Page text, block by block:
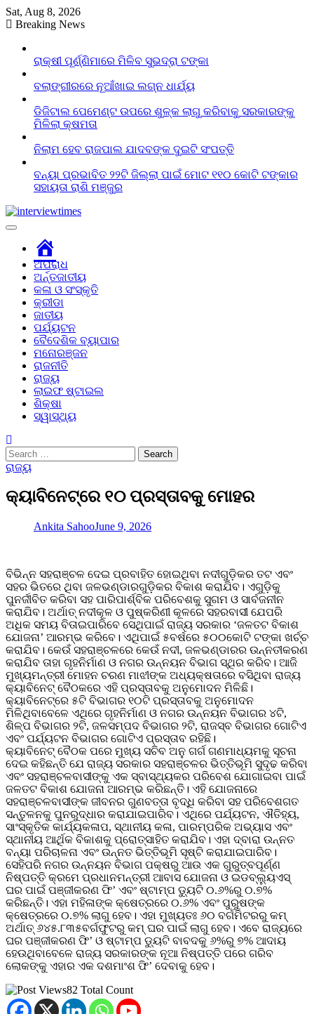
Skip
to
Sat, Aug 8, 2026
Breaking News
ରାକ୍ଷୀ ପୂର୍ଣ୍ଣିମାରେ ମିଳିବ ସୁଭଦ୍ରା ଟଙ୍କା
ବଲାଙ୍ଗୀରରେ ନୂଆଁଖାଇ ଲଗ୍ନ ଧାର୍ଯ୍ୟ
ଡିଜିଟାଲ ପେମେଣ୍ଟ ଉପରେ ଶୁଳ୍କ ଲାଗୁ କରିବାକୁ ସରକାରଙ୍କୁ
ମିଳିଲା କ୍ଷମତା
ନିଲାମ ହେବ ରାଜପାଲ ଯାଦବଙ୍କ ଦୁଇଟି ସଂପତ୍ତି
ବନ୍ୟା ପ୍ରଭାବିତ ୨୨ଟି ଜିଲ୍ଲା ପାଇଁ ମୋଟ ୧୧୦ କୋଟି ଟଙ୍କାର
ସହାୟତା ରାଶି ମଞ୍ଜୁର
ଅପରାଧ
ଅର୍ନ୍ତଜାତୀୟ
କଳା ଓ ସଂସ୍କୃତି
କ୍ରୀଡା
ଜାତୀୟ
ପର୍ଯ୍ୟଟନ
ବୈଦେଶିକ ବ୍ୟାପାର
ମନୋରଞ୍ଜନ
ରାଜନୀତି
ରାଜ୍ୟ
ଲାଇଫ ଷ୍ଟାଇଲ
ଶିକ୍ଷା
ସ୍ୱାସ୍ଥ୍ୟ
Search
for:
ରାଜ୍ୟ
କ୍ୟାବିନେଟ୍‌ରେ ୧୦ ପ୍ରସ୍ତାବକୁ ମୋହର
Ankita SahooJune 9, 2026
ବିଭିନ୍ନ ସହରାଞ୍ଚଳ ଦେଇ ପ୍ରବାହିତ ହୋଇଥିବା ନଦୀଗୁଡ଼ିକର ତଟ ଏବଂ
ସହର ଭିତରେ ଥିବା ଜଳଭଣ୍ଡାରଗୁଡ଼ିକର ବିକାଶ କରାଯିବ। ଏଗୁଡ଼ିକୁ
ପୁନର୍ଜୀବିତ କରିବା ସହ ପାରିପାର୍ଶ୍ବିକ ପରିବେଶକୁ ସୁଗମ ଓ ସାର୍ବଜନୀନ
କରାଯିବ। ଅର୍ଥାତ୍ ନଦୀକୂଳ ଓ ପୁ‌ଷ୍କରିଣୀ କୂଳରେ ସହରବାସୀ ଯେପରି
ଅଧିକ ସମୟ ବିତାଇପାରିବେ ସେଥିପାଇଁ ରାଜ୍ୟ ସରକାର ‘ଜଳତଟ ବିକାଶ
ଯୋଜନା’ ଆରମ୍ଭ କରିବେ। ଏଥିପାଇଁ ୫ବର୍ଷରେ ୫୦୦କୋଟି ଟଙ୍କା ଖର୍ଚ୍ଚ
କରାଯିବ। କେଉଁ ସହରାଞ୍ଚଳରେ କେଉଁ ନଦୀ, ଜଳଭଣ୍ଡାରର ଉନ୍ନତୀକରଣ
କରାଯିବ ତାହା ଗୃହନିର୍ମାଣ ଓ ନଗର ଉନ୍ନୟନ ବିଭାଗ ସ୍ଥିର କରିବ। ଆଜି
ମୁଖ୍ୟମନ୍ତ୍ରୀ ମୋହନ ଚରଣ ମାଝୀଙ୍କ ଅଧ୍ୟକ୍ଷତାରେ ବସିଥିବା ରାଜ୍ୟ
କ୍ୟାବିନେଟ୍ ବୈଠକରେ ଏହି ପ୍ରସ୍ତାବକୁ ଅନୁମୋଦନ ମିଳିଛି।
କ୍ୟାବିନେଟ୍‌ରେ ୫ଟି ବିଭାଗର ୧୦ଟି ପ୍ରସ୍ତାବକୁ ଅନୁମୋଦନ
ମିଳିଥିବାବେଳେ ଏଥିରେ ଗୃହନିର୍ମାଣ ଓ ନଗର ଉନ୍ନୟନ ବିଭାଗର ୪ଟି,
ଶିଳ୍ପ ବିଭାଗର ୨ଟି, ଜଳସମ୍ପଦ ବିଭାଗର ୨ଟି, ରାଜସ୍ବ ବିଭାଗର ଗୋଟିଏ
ଏବଂ ପର୍ଯ୍ୟଟନ ବିଭାଗର ଗୋଟିଏ ପ୍ରସ୍ତାବ ରହିଛି।
କ୍ୟାବିନେଟ୍ ବୈଠକ ପରେ ମୁଖ୍ୟ ସଚିବ ଅନୁ ଗର୍ଗ ଗଣମାଧ୍ୟମକୁ ସୂଚନା
ଦେଇ କହିଛନ୍ତି ଯେ ରାଜ୍ୟ ସରକାର ସହରାଞ୍ଚଳର ଭିତ୍ତିଭୂମି ସୁଦୃଢ କରିବା
ଏବଂ ସହରାଞ୍ଚଳବାସୀଙ୍କୁ ଏକ ସ୍ବାସ୍ଥ୍ୟକର ପରିବେଶ ଯୋଗାଇବା ପାଇଁ
ଜଳତଟ ବିକାଶ ଯୋଜନା ଆରମ୍ଭ କରିଛନ୍ତି। ଏହି ଯୋଜନାରେ
ସହରାଞ୍ଚଳବାସୀଙ୍କ ଜୀବନର ଗୁଣବତ୍ତା ବୃଦ୍ଧି କରିବା ସହ ପରିବେଶଗତ
ସନ୍ତୁଳନକୁ ପୁନରୁଦ୍ଧାର କରାଯାଇପାରିବ। ଏଥିରେ ପର୍ଯ୍ୟଟନ, ଐତିହ୍ୟ,
ସାଂସ୍କୃତିକ କାର୍ଯ୍ୟକଳାପ, ସ୍ଥାନୀୟ କଳା, ପାରମ୍ପରିକ ଅଭ୍ୟାସ ଏବଂ
ସ୍ଥାନୀୟ ଆର୍ଥିକ ବିକାଶକୁ ପ୍ରୋତ୍ସାହିତ କରାଯିବ। ଏହା ଦ୍ବାରା ଉନ୍ନତ
ବନ୍ୟା ପରିଚାଳନା ଏବଂ ଉନ୍ନତ ଭିତ୍ତିଭୂମି ସୃଷ୍ଟି କରାଯାଇପାରିବ।
ସେହିପରି ନଗର ଉନ୍ନୟନ ବିଭାଗ ପକ୍ଷରୁ ଆଉ ଏକ ଗୁରୁତ୍ବପୂର୍ଣ୍ଣ
ନିଷ୍ପତ୍ତି କ୍ରମେ ପ୍ରଧାନମନ୍ତ୍ରୀ ଆବାସ ଯୋଜନା ଓ ଇଡବ୍ଲ୍ୟୁଏସ୍‌
ଘର ପାଇଁ ପଞ୍ଜୀକରଣ ଫି’ ଏବଂ ଷ୍ଟାମ୍ପ ଡ୍ୟୁଟି ୦.୬%ରୁ ୦.୭%
କରିଛନ୍ତି। ଏହା ମହିଳାଙ୍କ କ୍ଷେତ୍ରରେ ୦.୬% ଏବଂ ପୁରୁଷଙ୍କ
କ୍ଷେତ୍ରରେ ୦.୭% ଲାଗୁ ହେବ। ଏହା ମୁଖ୍ୟତଃ ୬୦ ବର୍ଗମିଟରରୁ କମ୍
ଅର୍ଥାତ୍ ୬୪୫.୮୩୫ବର୍ଗଫୁଟରୁ କମ୍‌ ଘର ପାଇଁ ଲାଗୁ ହେବ। ଏବେ ରାଜ୍ୟରେ
ଘର ପଞ୍ଜୀକରଣ ଫି’ ଓ ଷ୍ଟାମ୍ପ ଡ୍ୟୁଟି ବାବଦକୁ ୬%ରୁ ୭% ଆଦାୟ
ହେଉଥିବାବେଳେ ରାଜ୍ୟ ସରକାରଙ୍କ ନୂଆ ନିଷ୍ପତ୍ତି ପରେ ଗରିବ
ଲୋକଙ୍କୁ ଏହାର ଏକ ଦଶମାଂଶ ଫି’ ଦେବାକୁ ହେବ।
82 Total Count